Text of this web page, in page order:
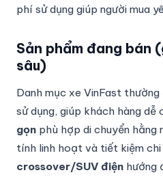
phí sử dụng giúp người mua
Sản phẩm đang bán
sâu)
Danh mục xe VinFast
sử dụng, giúp khách hàng dễ
gọn phù hợp di chuyển hằng
tính linh hoạt và tiết kiệm
crossover/SUV điện hướng